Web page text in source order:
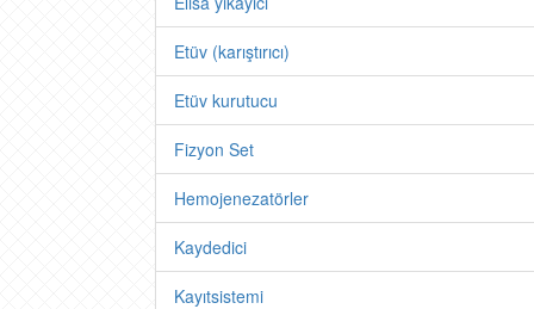
Etüv (karıştırıcı)
Etüv kurutucu
Fizyon Set
Hemojenezatörler
Kaydedici
Kayıtsistemi